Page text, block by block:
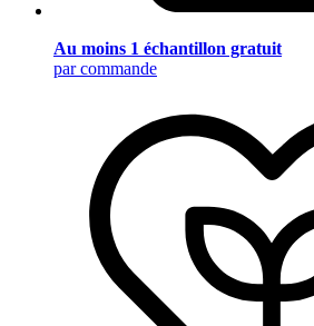
Au moins 1 échantillon gratuit
par commande